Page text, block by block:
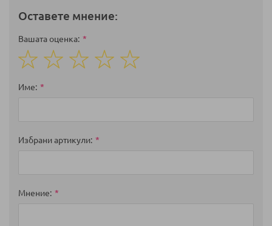
Оставете мнение:
Вашата оценка
star
stars
stars
stars
stars
Име
Избрани артикули
Мнение